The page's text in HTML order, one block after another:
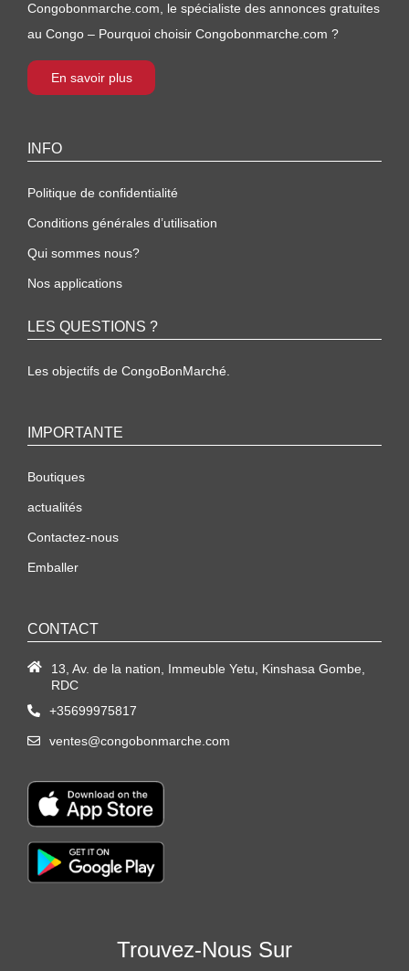
Congobonmarche.com, le spécialiste des annonces gratuites
au Congo – Pourquoi choisir Congobonmarche.com ?
En savoir plus
INFO
Politique de confidentialité
Conditions générales d’utilisation
Qui sommes nous?
Nos applications
LES QUESTIONS ?
Les objectifs de CongoBonMarché.
IMPORTANTE
Boutiques
actualités
Contactez-nous
Emballer
CONTACT
13, Av. de la nation, Immeuble Yetu, Kinshasa Gombe,
RDC
+35699975817
ventes@congobonmarche.com
Trouvez-Nous Sur